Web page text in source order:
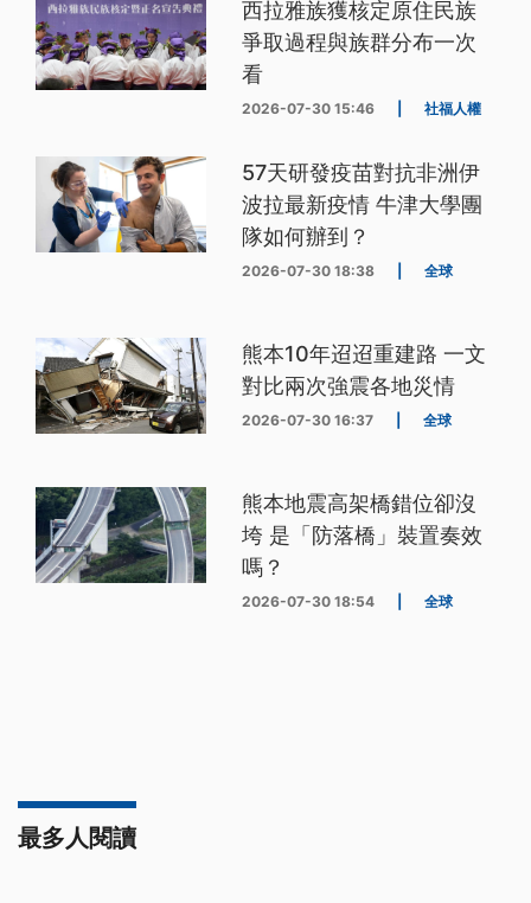
西拉雅族獲核定原住民族
爭取過程與族群分布一次
看
2026-07-30 15:46 社福人權
57天研發疫苗對抗非洲伊
波拉最新疫情 牛津大學團
隊如何辦到？
2026-07-30 18:38 全球
熊本10年迢迢重建路 一文
對比兩次強震各地災情
2026-07-30 16:37 全球
熊本地震高架橋錯位卻沒
垮 是「防落橋」裝置奏效
嗎？
2026-07-30 18:54 全球
最多人閱讀